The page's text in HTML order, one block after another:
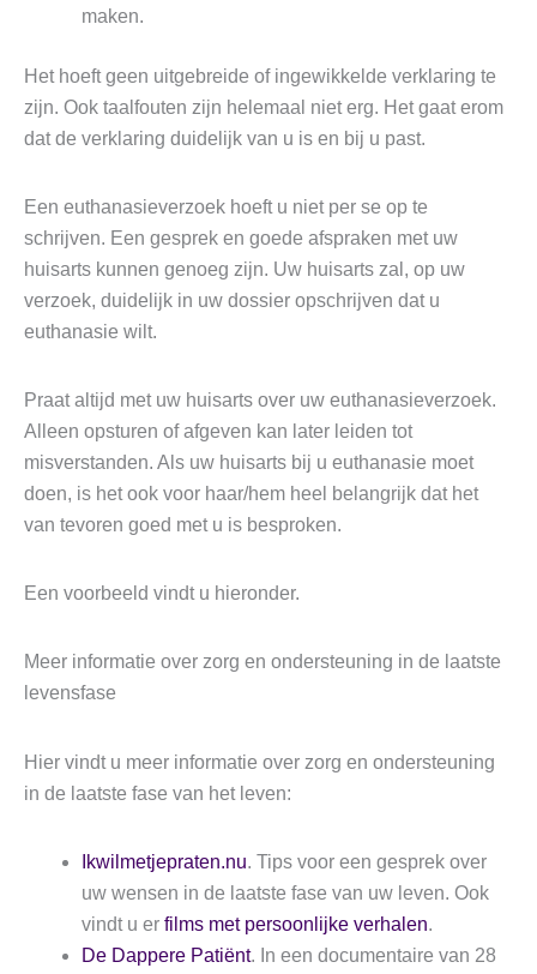
maken.
Het hoeft geen uitgebreide of ingewikkelde verklaring te
zijn. Ook taalfouten zijn helemaal niet erg. Het gaat erom
dat de verklaring duidelijk van u is en bij u past.
Een euthanasieverzoek hoeft u niet per se op te
schrijven. Een gesprek en goede afspraken met uw
huisarts kunnen genoeg zijn. Uw huisarts zal, op uw
verzoek, duidelijk in uw dossier opschrijven dat u
euthanasie wilt.
Praat altijd met uw huisarts over uw euthanasieverzoek.
Alleen opsturen of afgeven kan later leiden tot
misverstanden. Als uw huisarts bij u euthanasie moet
doen, is het ook voor haar/hem heel belangrijk dat het
van tevoren goed met u is besproken.
Een voorbeeld vindt u hieronder.
Meer informatie over zorg en ondersteuning in de laatste
levensfase
Hier vindt u meer informatie over zorg en ondersteuning
in de laatste fase van het leven:
Ikwilmetjepraten.nu. Tips voor een gesprek over
uw wensen in de laatste fase van uw leven. Ook
vindt u er films met persoonlijke verhalen.
De Dappere Patiënt. In een documentaire van 28